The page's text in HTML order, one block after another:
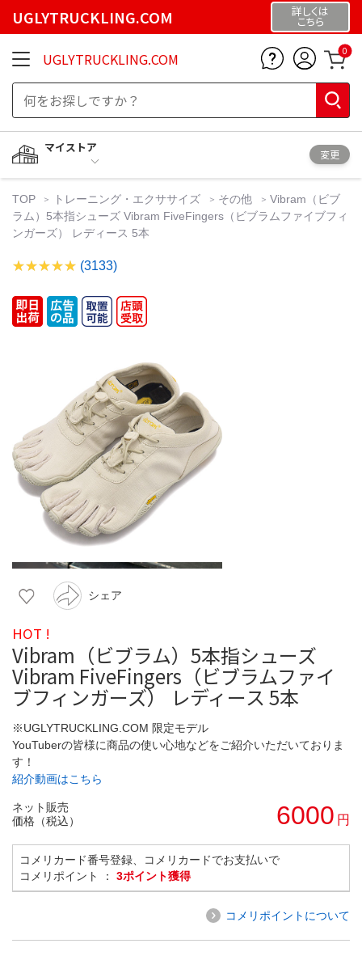
UGLYTRUCKLING.COM 詳しくは
こちら
UGLYTRUCKLING.COM 0
マイストア
変更
TOP トレーニング・エクササイズ その他
Vibram（ビブ
ラム）5本指シューズ Vibram FiveFingers（ビブラムファイブフィ
ンガーズ） レディース 5本
(3133)
シェア
HOT !
Vibram（ビブラム）5本指シューズ
Vibram FiveFingers（ビブラムファイ
ブフィンガーズ） レディース 5本
※UGLYTRUCKLING.COM 限定モデル
YouTuberの皆様に商品の使い心地などをご紹介いただいておりま
す！
紹介動画はこちら
ネット販売
価格（税込）
6000 円
コメリカード番号登録、コメリカードでお支払いで
コメリポイント ： 3ポイント獲得
コメリポイントについて